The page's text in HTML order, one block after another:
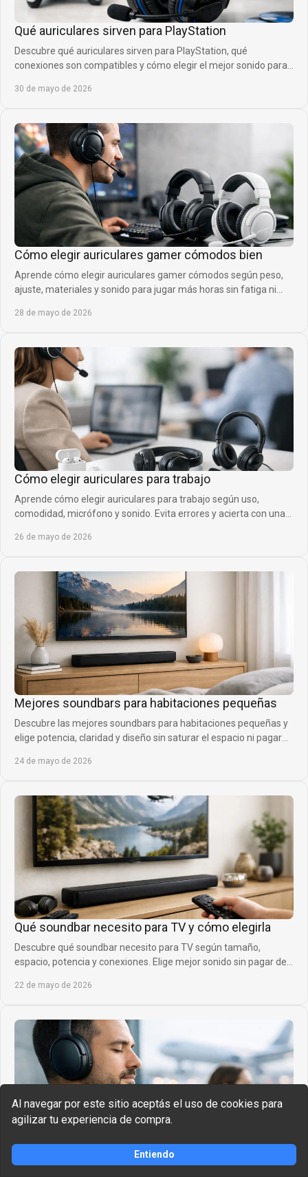
Al navegar por este sitio aceptás el uso de cookies para
agilizar tu experiencia de compra.
Entiendo
Comprar
Qué auriculares sirven para PlayStation
Descubre qué auriculares sirven para PlayStation, qué
conexiones son compatibles y cómo elegir el mejor sonido para
30 de mayo de 2026
Cómo elegir auriculares gamer cómodos bien
Aprende cómo elegir auriculares gamer cómodos según peso,
ajuste, materiales y sonido para jugar más horas sin fatiga ni
28 de mayo de 2026
Cómo elegir auriculares para trabajo
Aprende cómo elegir auriculares para trabajo según uso,
comodidad, micrófono y sonido. Evita errores y acierta con una
26 de mayo de 2026
Mejores soundbars para habitaciones pequeñas
Descubre las mejores soundbars para habitaciones pequeñas y
elige potencia, claridad y diseño sin saturar el espacio ni pagar
24 de mayo de 2026
Qué soundbar necesito para TV y cómo elegirla
Descubre qué soundbar necesito para TV según tamaño,
espacio, potencia y conexiones. Elige mejor sonido sin pagar de
22 de mayo de 2026
Qué auriculares aíslan más ruido de verdad